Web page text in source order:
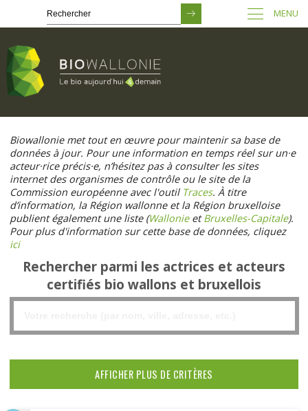
contenu
principal
MENU
Biowallonie met tout en œuvre pour maintenir sa base de
données à jour. Pour une information en temps réel sur un·e
acteur·rice précis·e, n’hésitez pas à consulter les sites
internet des organismes de contrôle ou le site de la
Commission européenne avec l'outil Traces. À titre
d’information, la Région wallonne et la Région bruxelloise
publient également une liste (WallonieetBruxelles-Capitale).
Pour plus d'information sur cette base de données, cliquez
ici
Rechercher parmi les actrices et acteurs
certifiés bio wallons et bruxellois
AFFICHER PLUS DE CRITÈRES